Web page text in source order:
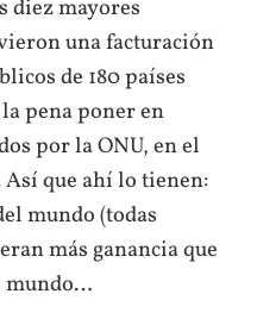
diez mayores
una facturación
de 180 países
pena poner en
por la ONU, en el
Así que ahí lo tienen:
mundo (todas
más ganancia que
mundo…